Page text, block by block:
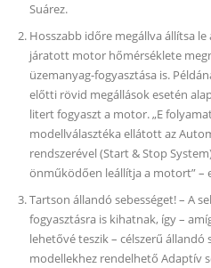
Suárez.
Hosszabb időre megállva állítsa
járatott motor hőmérséklete
üzemanyag-fogyasztása is.
előtti rövid megállások esetén
litert fogyaszt a motor. „E
modellválasztéka ellátott az
rendszerével (Start & Stop
önműködően leállítja a motort” –
Tartson állandó sebességet! – A
fogyasztásra is kihatnak, így –
lehetővé teszik – célszerű állandó
modellekhez rendelhető Adaptív